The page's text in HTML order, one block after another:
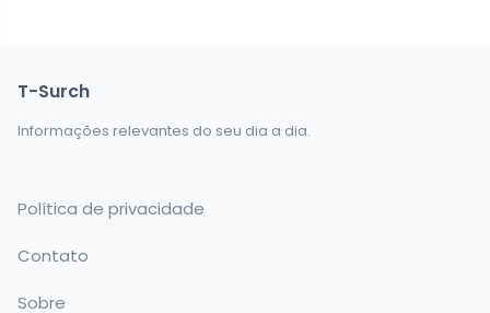
T-Surch
Informações relevantes do seu dia a dia.
Política de privacidade
Contato
Sobre